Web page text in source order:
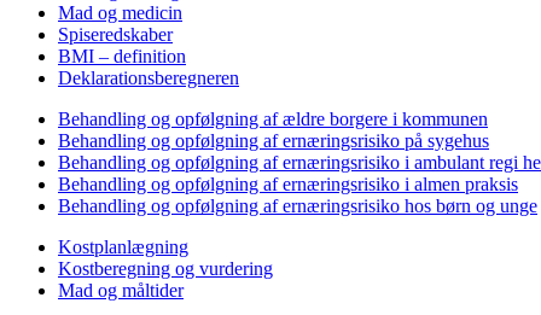
Mad og medicin
Spiseredskaber
BMI – definition
Deklarationsberegneren
Behandling og opfølgning af ældre borgere i kommunen
Behandling og opfølgning af ernæringsrisiko på sygehus
Behandling og opfølgning af ernæringsrisiko i ambulant regi
Behandling og opfølgning af ernæringsrisiko i almen praksis
Behandling og opfølgning af ernæringsrisiko hos børn og unge
Kostplanlægning
Kostberegning og vurdering
Mad og måltider